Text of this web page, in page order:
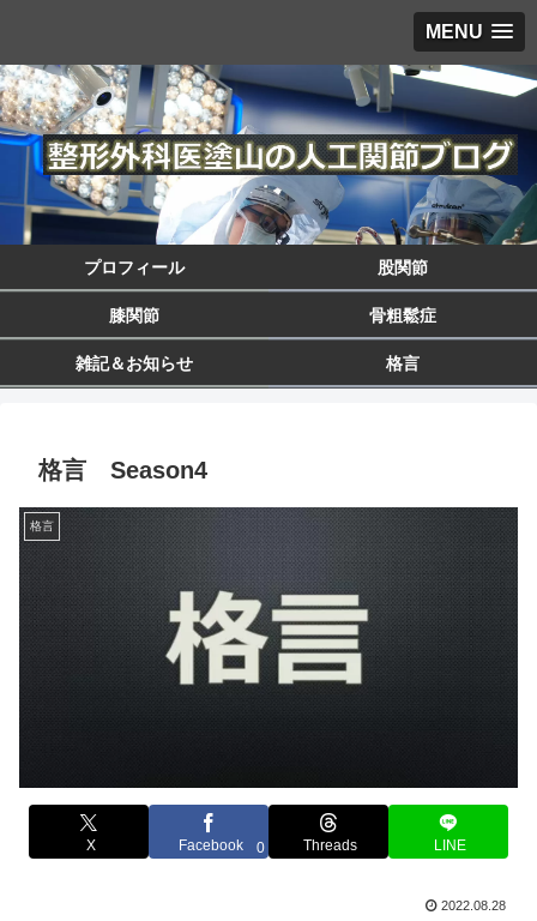
MENU
プロフィール 股関節
膝関節 骨粗鬆症
雑記＆お知らせ 格言
格言 Season4
格言
X Facebook 0 Threads LINE
2022.08.28